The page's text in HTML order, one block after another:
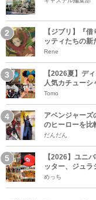
【ジブリ】『
ッティたちの新
Rene
【2026夏】デ
人気カチューシ
Tomo
アベンジャーズ
のヒーローを比
だんだん
【2026】ユニ
ッター、ジュ
めっち